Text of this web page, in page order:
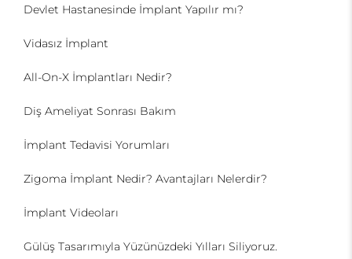
Devlet Hastanesinde İmplant Yapılır mı?
Vidasız İmplant
All-On-X İmplantları Nedir?
Diş Ameliyat Sonrası Bakım
İmplant Tedavisi Yorumları
Zigoma İmplant Nedir? Avantajları Nelerdir?
İmplant Videoları
Gülüş Tasarımıyla Yüzünüzdeki Yılları Siliyoruz.